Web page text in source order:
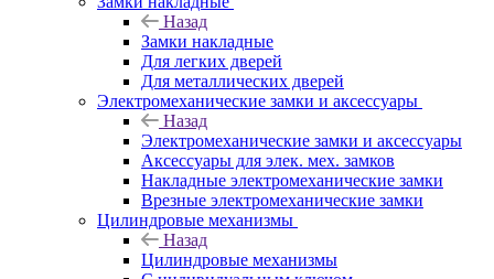
Назад
Замки накладные
Для легких дверей
Для металлических дверей
Электромеханические замки и аксессуары
Назад
Электромеханические замки и аксессуары
Аксессуары для элек. мех. замков
Накладные электромеханические замки
Врезные электромеханические замки
Цилиндровые механизмы
Назад
Цилиндровые механизмы